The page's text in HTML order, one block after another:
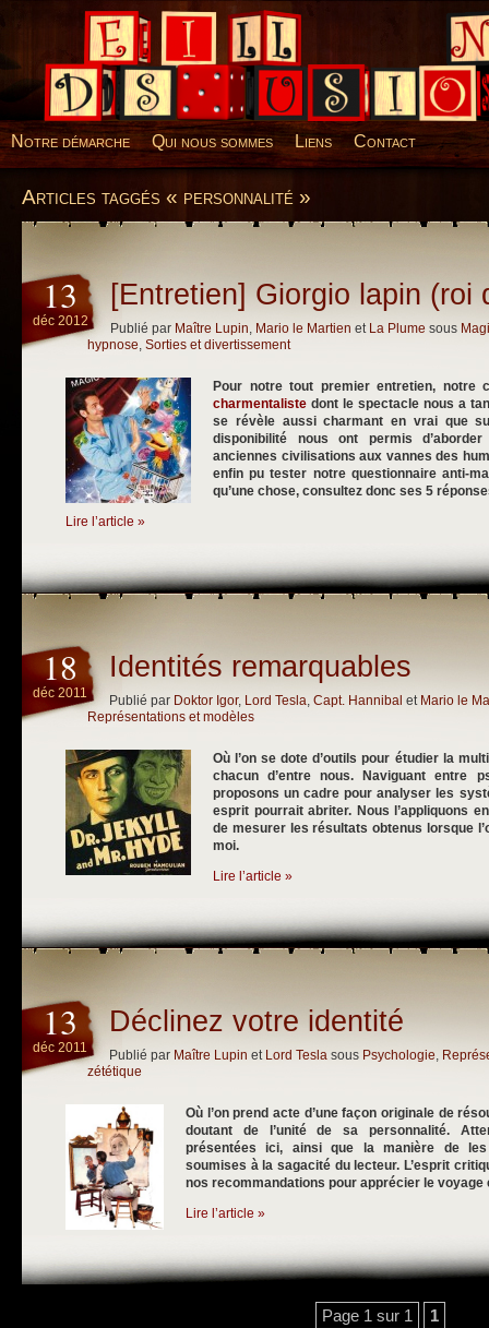
Desillusions
Notre démarche Qui nous sommes Liens Contact
Articles taggés « personnalité »
13
déc 2012
[Entretien] Giorgio lapin (roi
Publié par Maître Lupin, Mario le Martien et La Plume sous
hypnose, Sorties et divertissement
Pour notre tout premier entretien, notre
charmentaliste dont le spectacle nous a
se révèle aussi charmant en vrai que
disponibilité nous ont permis
anciennes civilisations aux vannes des
enfin pu tester notre questionnaire anti-
qu’une chose, consultez donc ses 5
Lire l’article »
18
déc 2011
Identités remarquables
Publié par Doktor Igor, Lord Tesla, Capt. Hannibal et Mario le
Représentations et modèles
Où l’on se dote d’outils pour étudier la
chacun d’entre nous. Naviguant entre
proposons un cadre pour analyser les
esprit pourrait abriter. Nous l’appliquons
de mesurer les résultats obtenus lorsque
moi.
Lire l’article »
13
déc 2011
Déclinez votre identité
Publié par Maître Lupin et Lord Tesla sous Psychologie,
zététique
Où l’on prend acte d’une façon originale de
doutant de l’unité de sa personnalité.
présentées ici, ainsi que la manière de les
soumises à la sagacité du lecteur. L’esprit
nos recommandations pour apprécier le voyage
Lire l’article »
Page 1 sur 1 1